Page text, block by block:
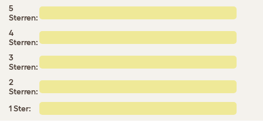
5
Sterren:
4
Sterren:
3
Sterren:
2
Sterren:
1 Ster: